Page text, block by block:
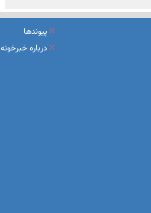
پیوندها
درباره خبرخونه